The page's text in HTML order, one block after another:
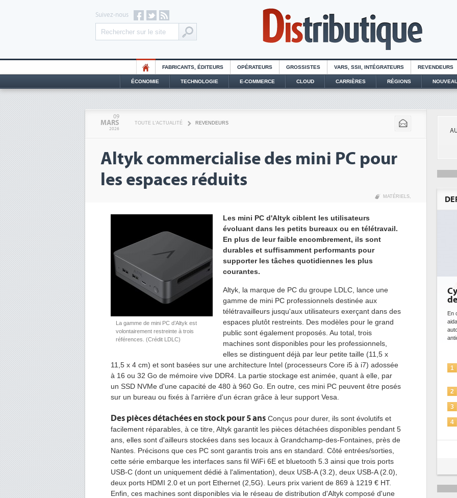
Suivez-nous
FABRICANTS, ÉDITEURS OPÉRATEURS GROSSISTES VARS, SSII, INTÉGRATEURS REVENDEURS
ÉCONOMIE TECHNOLOGIE E-COMMERCE CLOUD CARRIÈRES RÉGIONS
09
MARS
2026
TOUTE L'ACTUALITÉ REVENDEURS
Altyk commercialise des mini PC pour
les espaces réduits
MATÉRIELS,
La gamme de mini PC d’Altyk est
volontairement restreinte à trois
références. (Crédit LDLC)
Les mini PC d'Altyk ciblent les utilisateurs
évoluant dans les petits bureaux ou en télétravail.
En plus de leur faible encombrement, ils sont
durables et suffisamment performants pour
supporter les tâches quotidiennes les plus
courantes.
Altyk, la marque de PC du groupe LDLC, lance une
gamme de mini PC professionnels destinée aux
télétravailleurs jusqu'aux utilisateurs exerçant dans des
espaces plutôt restreints. Des modèles pour le grand
public sont également proposés. Au total, trois
machines sont disponibles pour les professionnels,
elles se distinguent déjà par leur petite taille (11,5 x
11,5 x 4 cm) et sont basées sur une architecture Intel (processeurs Core i5 à i7) adossée
à 16 ou 32 Go de mémoire vive DDR4. La partie stockage est animée, quant à elle, par
un SSD NVMe d'une capacité de 480 à 960 Go. En outre, ces mini PC peuvent être posés
sur un bureau ou fixés à l'arrière d'un écran grâce à leur support Vesa.
Des pièces détachées en stock pour 5 ans Conçus pour durer, ils sont évolutifs et
facilement réparables, à ce titre, Altyk garantit les pièces détachées disponibles pendant 5
ans, elles sont d'ailleurs stockées dans ses locaux à Grandchamp-des-Fontaines, près de
Nantes. Précisons que ces PC sont garantis trois ans en standard. Côté entrées/sorties,
cette série embarque les interfaces sans fil WiFi 6E et bluetooth 5.3 ainsi que trois ports
USB-C (dont un uniquement dédié à l'alimentation), deux USB-A (3.2), deux USB-A (2.0),
deux ports HDMI 2.0 et un port Ethernet (2,5G). Leurs prix varient de 869 à 1219 € HT.
Enfin, ces machines sont disponibles via le réseau de distribution d'Altyk composé d'une
Cybersécurité, le double visage
de l'IA
En cybersécurité, l'IA joue un double rôle : le gentil en
aidant à détecter et à prévenir les menaces, à
automatiser les processus de sécurité, à simuler et
anticiper les...
1
L'IA, déjà bien présente dans les
solutions de sécurité et...
La sécurité des IA en question
4
IA et conformité : un défi crucial
pour les entreprises
Une IA de confiance pour une IA
plus sûre ?